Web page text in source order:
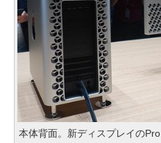
本体背面。新ディスプレイの